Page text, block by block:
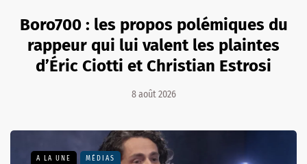
Boro700 : les propos polémiques du
rappeur qui lui valent les plaintes
d’Éric Ciotti et Christian Estrosi
8 août 2026
A LA UNE MÉDIAS